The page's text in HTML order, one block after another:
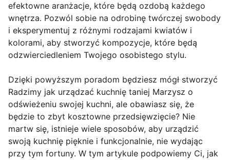
efektowne aranżacje, które będą ozdobą każdego
wnętrza. Pozwól sobie na odrobinę twórczej swobody
i eksperymentuj z różnymi rodzajami kwiatów i
kolorami, aby stworzyć kompozycje, które będą
odzwierciedleniem Twojego osobistego stylu.
Dzięki powyższym poradom będziesz mógł stworzyć
Radzimy jak urządzać kuchnię taniej Marzysz o
odświeżeniu swojej kuchni, ale obawiasz się, że
będzie to zbyt kosztowne przedsięwzięcie? Nie
martw się, istnieje wiele sposobów, aby urządzić
swoją kuchnię pięknie i funkcjonalnie, nie wydając
przy tym fortuny. W tym artykule podpowiemy Ci, jak